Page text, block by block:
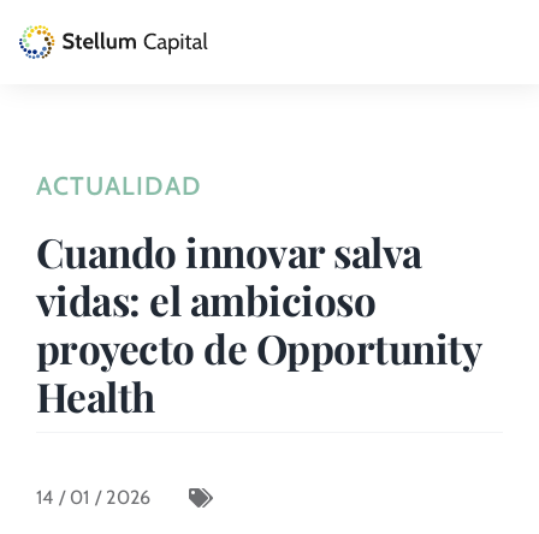
Private Equity
Venture Capital
Artizarra Fundazioa
ESG
ACTUALIDAD
Cuando innovar salva
vidas: el ambicioso
proyecto de Opportunity
Health
14 / 01 / 2026